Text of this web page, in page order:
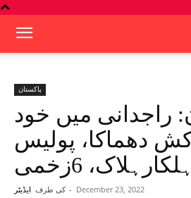
پاکستان
راجدانی میں خود
دھماکا، پولیس
اہلکارہلاک، 6زخمی
کی طرف ایڈیٹر - December 23, 2022